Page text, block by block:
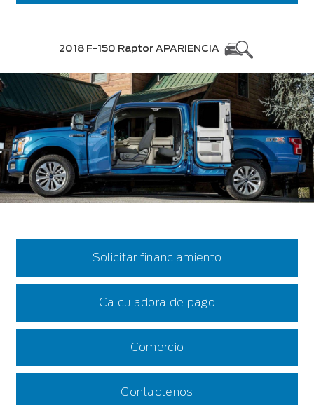
2018 F-150 Raptor APARIENCIA
Solicitar financiamiento
Calculadora de pago
Comercio
Contactenos